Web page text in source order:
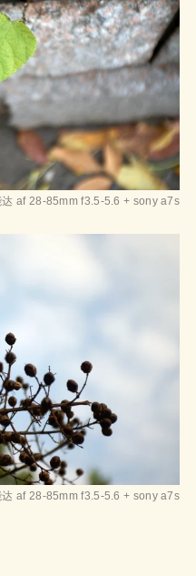
达 af 28-85mm f3.5-5.6 + sony a7s
达 af 28-85mm f3.5-5.6 + sony a7s